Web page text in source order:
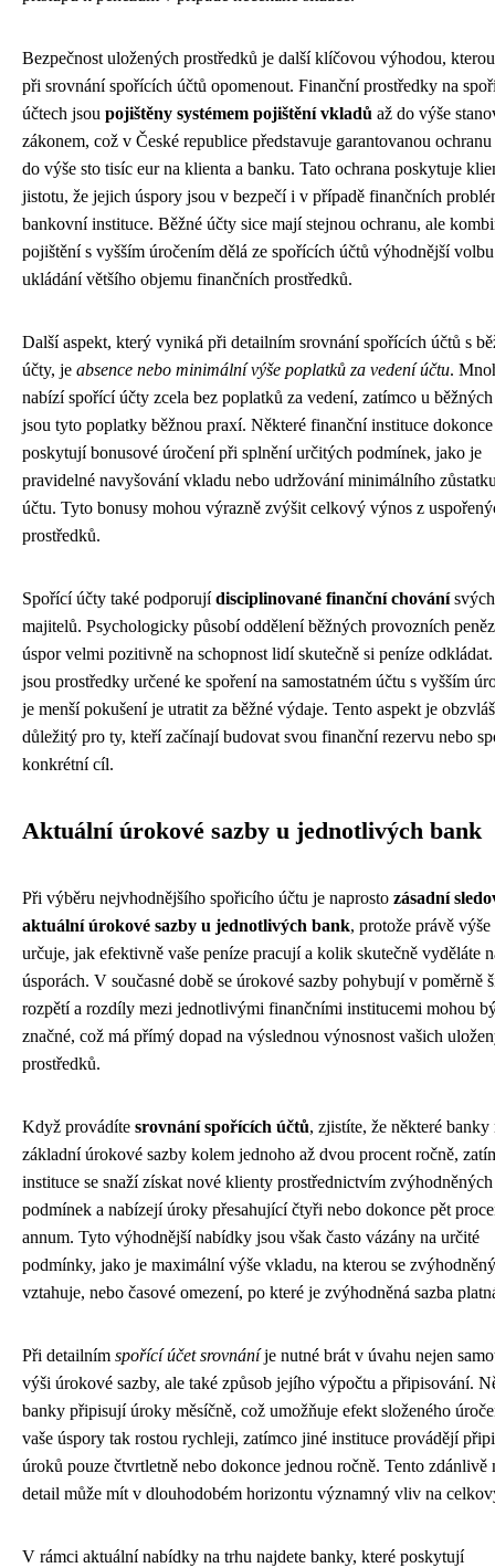
Bezpečnost uložených prostředků je další klíčovou výhodou,
při srovnání spořících účtů opomenout. Finanční prostředky na
účtech jsou pojištěny systémem pojištění vkladů až do výše
zákonem, což v České republice představuje garantovanou
do výše sto tisíc eur na klienta a banku. Tato ochrana poskytuje
jistotu, že jejich úspory jsou v bezpečí i v případě finančních
bankovní instituce. Běžné účty sice mají stejnou ochranu, ale
pojištění s vyšším úročením dělá ze spořících účtů výhodnější
ukládání většího objemu finančních prostředků.
Další aspekt, který vyniká při detailním srovnání spořících účtů s
účty, je absence nebo minimální výše poplatků za vedení účtu.
nabízí spořící účty zcela bez poplatků za vedení, zatímco u
jsou tyto poplatky běžnou praxí. Některé finanční instituce dokonce
poskytují bonusové úročení při splnění určitých podmínek, jako je
pravidelné navyšování vkladu nebo udržování minimálního
účtu. Tyto bonusy mohou výrazně zvýšit celkový výnos z
prostředků.
Spořící účty také podporujídisciplinované finanční chovánísvých
majitelů. Psychologicky působí oddělení běžných provozních
úspor velmi pozitivně na schopnost lidí skutečně si peníze
jsou prostředky určené ke spoření na samostatném účtu s vyšším
je menší pokušení je utratit za běžné výdaje. Tento aspekt je
důležitý pro ty, kteří začínají budovat svou finanční rezervu nebo
konkrétní cíl.
Aktuální úrokové sazby u jednotlivých bank
Při výběru nejvhodnějšího spořicího účtu je naprosto zásadní
aktuální úrokové sazby u jednotlivých bank, protože právě
určuje, jak efektivně vaše peníze pracují a kolik skutečně vyděláte
úsporách. V současné době se úrokové sazby pohybují v poměrně
rozpětí a rozdíly mezi jednotlivými finančními institucemi mohou
značné, což má přímý dopad na výslednou výnosnost vašich
prostředků.
Když provádíte srovnání spořících účtů, zjistíte, že některé banky
základní úrokové sazby kolem jednoho až dvou procent ročně,
instituce se snaží získat nové klienty prostřednictvím zvýhodněných
podmínek a nabízejí úroky přesahující čtyři nebo dokonce pět
annum. Tyto výhodnější nabídky jsou však často vázány na určité
podmínky, jako je maximální výše vkladu, na kterou se
vztahuje, nebo časové omezení, po které je zvýhodněná sazba
Při detailním spořící účet srovnáníje nutné brát v úvahu nejen
výši úrokové sazby, ale také způsob jejího výpočtu a připisování.
banky připisují úroky měsíčně, což umožňuje efekt složeného
vaše úspory tak rostou rychleji, zatímco jiné instituce provádějí
úroků pouze čtvrtletně nebo dokonce jednou ročně. Tento zdánlivě
detail může mít v dlouhodobém horizontu významný vliv na
V rámci aktuální nabídky na trhu najdete banky, které poskytují